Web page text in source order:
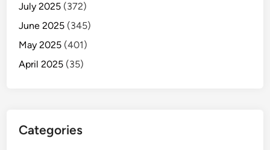
July 2025 (372)
June 2025 (345)
May 2025 (401)
April 2025 (35)
Categories